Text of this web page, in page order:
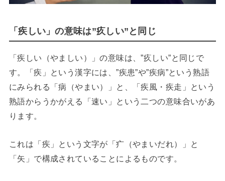
「疾しい」の意味は”疚しい”と同じ
「疾しい（やましい）」の意味は、”疚しい”と同じで
す。「疾」という漢字には、”疾患”や”疾病”という熟語
にみられる「病（やまい）」と、「疾風・疾走」という
熟語からうかがえる「速い」という二つの意味合いがあ
ります。
これは「疾」という文字が「疒（やまいだれ）」と
「矢」で構成されていることによるものです。